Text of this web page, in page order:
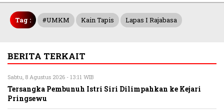
Tag : #UMKM Kain Tapis Lapas I Rajabasa
BERITA TERKAIT
Sabtu, 8 Agustus 2026 - 13:11 WIB
Tersangka Pembunuh Istri Siri Dilimpahkan ke Kejari
Pringsewu